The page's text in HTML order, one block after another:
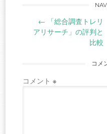
navigation
← 「総合調査トレリ
アリサーチ」の評判と
比較
コメ
コメント※